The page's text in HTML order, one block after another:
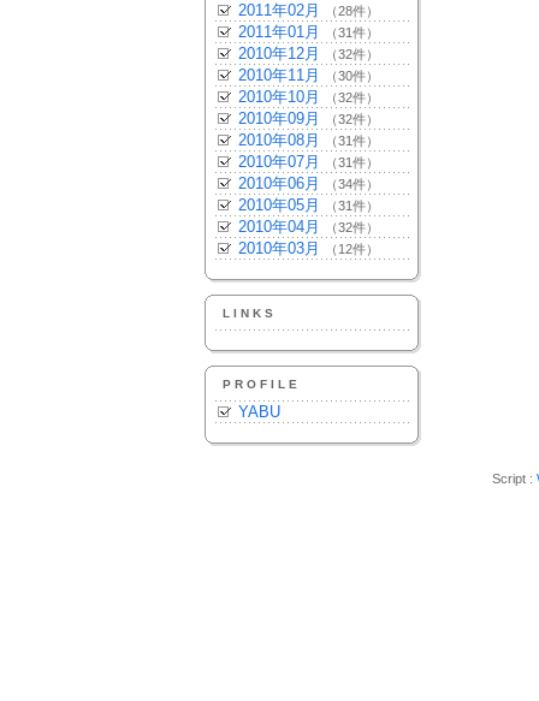
2011年02月 （28件）
2011年01月 （31件）
2010年12月 （32件）
2010年11月 （30件）
2010年10月 （32件）
2010年09月 （32件）
2010年08月 （31件）
2010年07月 （31件）
2010年06月 （34件）
2010年05月 （31件）
2010年04月 （32件）
2010年03月 （12件）
LINKS
PROFILE
YABU
Script :